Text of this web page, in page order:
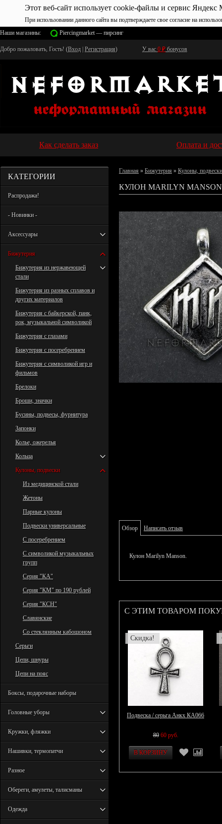
Этот веб-сайт использует cookie-файлы и сервис Яндекс
При использовании данного сайта вы подтверждаете свое согласие на
Наши магазины:
Piercingmarket — пирсинг
Добро пожаловать, Гость! (Вход Регистрация) У вас 0 ₽ бонусов
Как сделать заказ Оплата и
КАТЕГОРИИ
Распродажа!
- Новинки -
Аксессуары
Бижутерия
Бижутерия из нержавеющей
стали
Бижутерия из разных сплавов и
других материалов
Бижутерия с байкерской, панк,
рок, музыкальной символикой
Бижутерия с глазами
Бижутерия с посеребрением
Бижутерия с символикой игр и
фильмов
Брелоки
Броши, значки
Бусины, подвесы, фурнитура
Запонки
Колье, ожерелья
Кольца
Кулоны, подвески
Из медицинской стали
Жетоны
Парные кулоны
Подвески универсальные
С посеребрением
С символикой музыкальных
групп
Серия "КА"
Серия "КМ" по 190 рублей
Серия "КСН"
Славянские
Со стеклянным кабошоном
Серьги
Цепи, шнуры
Цепи на пояс
Боксы, подарочные наборы
Головные уборы
Кружки, фляжки
Нашивки, термопатчи
Разное
Обереги, амулеты, талисманы
Одежда
Главная » Бижутерия » Кулоны, подвески
КУЛОН MARILYN
Обзор Написать отзыв
Кулон Marilyn Manson.
С ЭТИМ ТОВАРОМ
Скидка!
Подвеска / серьга Анкх КА066
80 60 руб.